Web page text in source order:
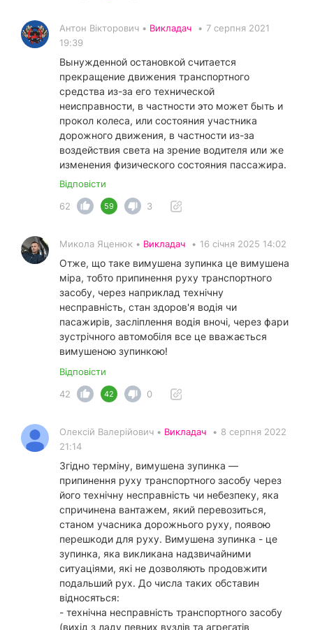
Антон Вікторович • Викладач • 7 серпня 2021
19:39
Вынужденной остановкой считается
прекращение движения транспортного
средства из-за его технической
неисправности, в частности это может быть и
прокол колеса, или состояния участника
дорожного движения, в частности из-за
воздействия света на зрение водителя или же
изменения физического состояния пассажира.
Відповісти
62
59 3
Микола Яценюк • Викладач • 16 січня 2025 14:02
Отже, що таке вимушена зупинка це вимушена
міра, тобто припинення руху транспортного
засобу, через наприклад технічну
несправність, стан здоров'я водія чи
пасажирів, засліплення водія вночі, через фари
зустрічного автомобіля все це вважається
вимушеною зупинкою!
Відповісти
42
42 0
Олексій Валерійович • Викладач • 8 серпня 2022
21:14
Згідно терміну, вимушена зупинка —
припинення руху транспортного засобу через
його технічну несправність чи небезпеку, яка
спричинена вантажем, який перевозиться,
станом учасника дорожнього руху, появою
перешкоди для руху. Вимушена зупинка - це
зупинка, яка викликана надзвичайними
ситуаціями, які не дозволяють продовжити
подальший рух. До числа таких обставин
відносяться:
- технічна несправність транспортного засобу
(вихід з ладу певних вузлів та агрегатів